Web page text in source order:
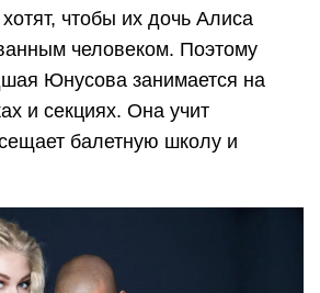
чтобы их дочь Алиса
человеком. Поэтому
Юнусова занимается на
и секциях. Она учит
балетную школу и